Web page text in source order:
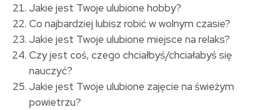
Jakie jest Twoje ulubione hobby?
Co najbardziej lubisz robić w wolnym czasie?
Jakie jest Twoje ulubione miejsce na relaks?
Czy jest coś, czego chciałbyś/chciałabyś się
nauczyć?
Jakie jest Twoje ulubione zajęcie na świeżym
powietrzu?